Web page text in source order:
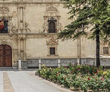
ALCALÁ (I)